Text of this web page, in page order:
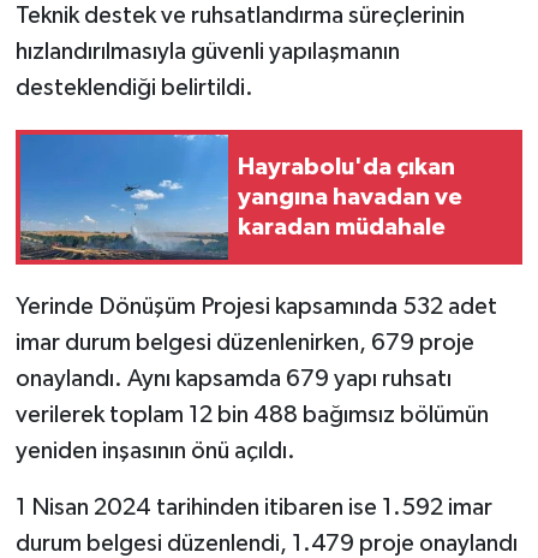
Teknik destek ve ruhsatlandırma süreçlerinin
hızlandırılmasıyla güvenli yapılaşmanın
desteklendiği belirtildi.
Hayrabolu'da çıkan
yangına havadan ve
karadan müdahale
Yerinde Dönüşüm Projesi kapsamında 532 adet
imar durum belgesi düzenlenirken, 679 proje
onaylandı. Aynı kapsamda 679 yapı ruhsatı
verilerek toplam 12 bin 488 bağımsız bölümün
yeniden inşasının önü açıldı.
1 Nisan 2024 tarihinden itibaren ise 1.592 imar
durum belgesi düzenlendi, 1.479 proje onaylandı